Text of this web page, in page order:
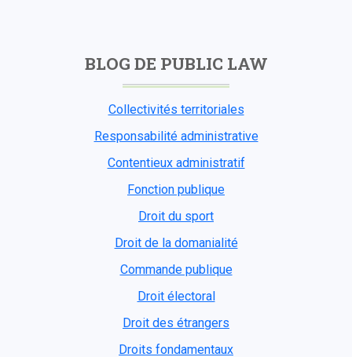
BLOG DE PUBLIC LAW
Collectivités territoriales
Responsabilité administrative
Contentieux administratif
Fonction publique
Droit du sport
Droit de la domanialité
Commande publique
Droit électoral
Droit des étrangers
Droits fondamentaux